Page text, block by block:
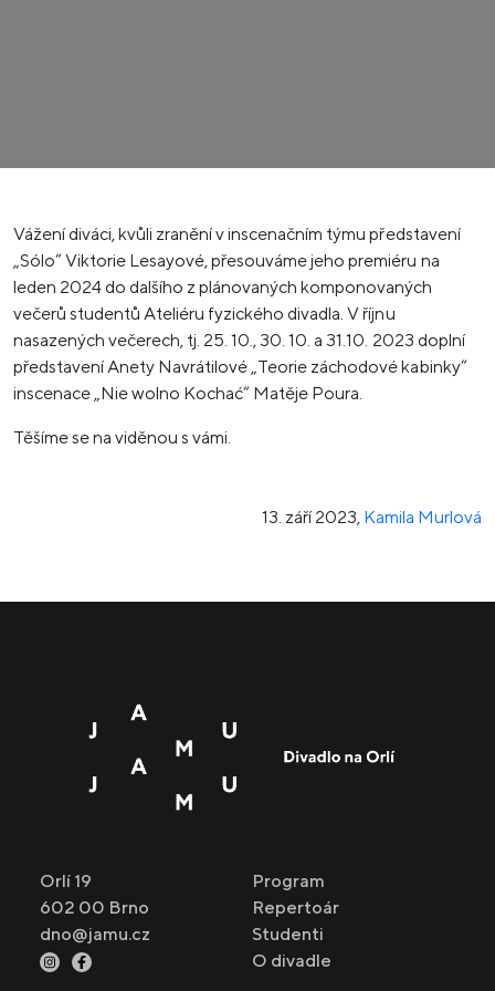
Vážení diváci, kvůli zranění v inscenačním týmu představení
„Sólo“ Viktorie Lesayové, přesouváme jeho premiéru na
leden 2024 do dalšího z plánovaných komponovaných
večerů studentů Ateliéru fyzického divadla. V říjnu
nasazených večerech, tj. 25. 10., 30. 10. a 31.10. 2023 doplní
představení Anety Navrátilové „Teorie záchodové kabinky“
inscenace „Nie wolno Kochać“ Matěje Poura.
Těšíme se na viděnou s vámi.
13. září 2023, Kamila Murlová
Orlí 19
602 00 Brno
dno@jamu.cz
Program
Repertoár
Studenti
O divadle